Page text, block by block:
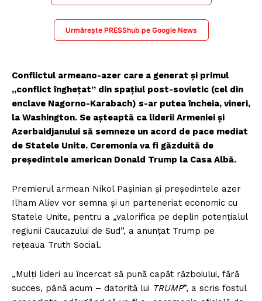
Urmărește PRESShub pe Google News
Conflictul armeano-azer care a generat și primul
„conflict înghețat” din spațiul post-sovietic (cel din
enclave Nagorno-Karabach) s-ar putea încheia, vineri,
la Washington. Se așteaptă ca liderii Armeniei și
Azerbaidjanului să semneze un acord de pace mediat
de Statele Unite. Ceremonia va fi găzduită de
președintele american Donald Trump la Casa Albă.
Premierul armean Nikol Pașinian și președintele azer
Ilham Aliev vor semna și un parteneriat economic cu
Statele Unite, pentru a „valorifica pe deplin potențialul
regiunii Caucazului de Sud”, a anunțat Trump pe
rețeaua Truth Social.
„Mulți lideri au încercat să pună capăt războiului, fără
succes, până acum – datorită lui TRUMP”, a scris fostul